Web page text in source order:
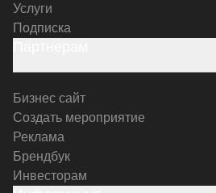
Услуги
Подписка
Бизнес сайт
Создать мероприятие
Реклама
Брендбук
Инвесторам